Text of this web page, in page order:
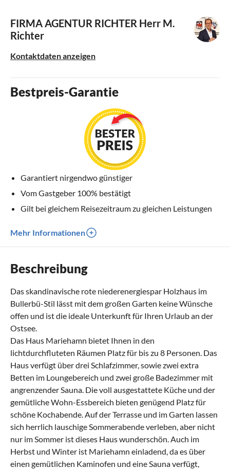
FIRMA AGENTUR RICHTER Herr M.
Richter
Kontaktdaten anzeigen
Bestpreis-Garantie
Garantiert nirgendwo günstiger
Vom Gastgeber 100% bestätigt
Gilt bei gleichem Reisezeitraum zu gleichen Leistungen
Mehr Informationen
Beschreibung
Das skandinavische rote niederenergiespar Holzhaus im
Bullerbü-Stil lässt mit dem großen Garten keine Wünsche
offen und ist die ideale Unterkunft für Ihren Urlaub an der
Ostsee.
Das Haus Mariehamn bietet Ihnen in den
lichtdurchfluteten Räumen Platz für bis zu 8 Personen. Das
Haus verfügt über drei Schlafzimmer, sowie zwei extra
Betten im Loungebereich und zwei große Badezimmer mit
angrenzender Sauna. Die voll ausgestattete Küche und der
gemütliche Wohn-Essbereich bieten genügend Platz für
schöne Kochabende. Auf der Terrasse und im Garten lassen
sich herrlich lauschige Sommerabende verleben, aber nicht
nur im Sommer ist dieses Haus wunderschön. Auch im
Herbst und Winter ist Mariehamn einladend, da es über
einen gemütlichen Kaminofen und eine Sauna verfügt,